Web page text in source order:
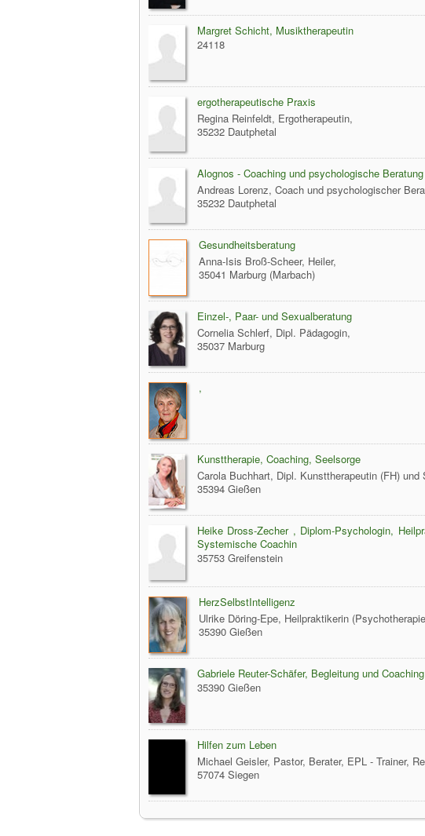
Margret Schicht, Musiktherapeutin
24118
ergotherapeutische Praxis
Regina Reinfeldt, Ergotherapeutin,
35232 Dautphetal
Alognos - Coaching und psychologische Beratung
Andreas Lorenz, Coach und psychologischer
35232 Dautphetal
Gesundheitsberatung
Anna-Isis Broß-Scheer, Heiler,
35041 Marburg (Marbach)
Einzel-, Paar- und Sexualberatung
Cornelia Schlerf, Dipl. Pädagogin,
35037 Marburg
,
Kunsttherapie, Coaching, Seelsorge
Carola Buchhart, Dipl. Kunsttherapeutin (FH) und
35394 Gießen
Heike Dross-Zecher , Diplom-Psychologin,
Systemische Coachin
35753 Greifenstein
HerzSelbstIntelligenz
Ulrike Döring-Epe, Heilpraktikerin
35390 Gießen
Gabriele Reuter-Schäfer, Begleitung und Coaching
35390 Gießen
Hilfen zum Leben
Michael Geisler, Pastor, Berater, EPL - Trainer,
57074 Siegen